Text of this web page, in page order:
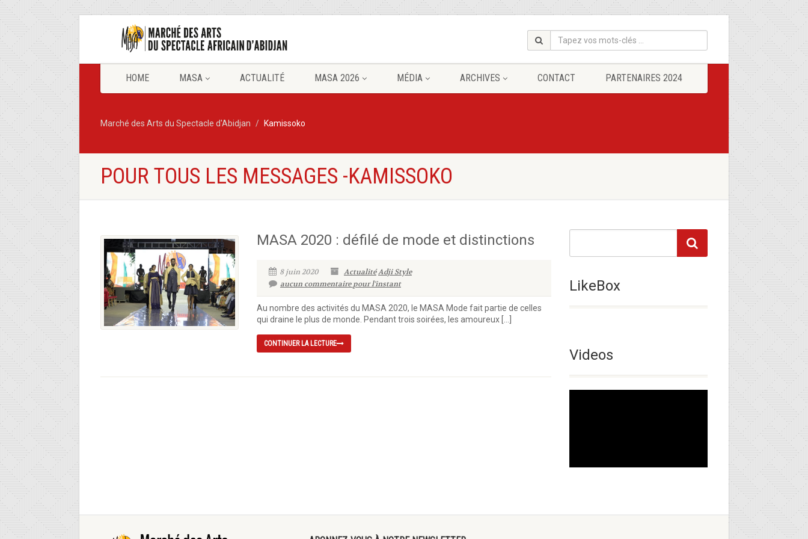
HOME MASA ACTUALITÉ MASA 2026 MÉDIA ARCHIVES CONTACT PARTENAIRES 2024
Marché des Arts du Spectacle d'Abidjan Kamissoko
POUR TOUS LES MESSAGES -KAMISSOKO
MASA 2020 : défilé de mode et distinctions
8 juin 2020 ActualitéAdji Style
aucun commentaire pour l'instant
Au nombre des activités du MASA 2020, le MASA Mode fait partie de celles
qui draine le plus de monde. Pendant trois soirées, les amoureux […]
CONTINUER LA LECTURE
LikeBox
Videos